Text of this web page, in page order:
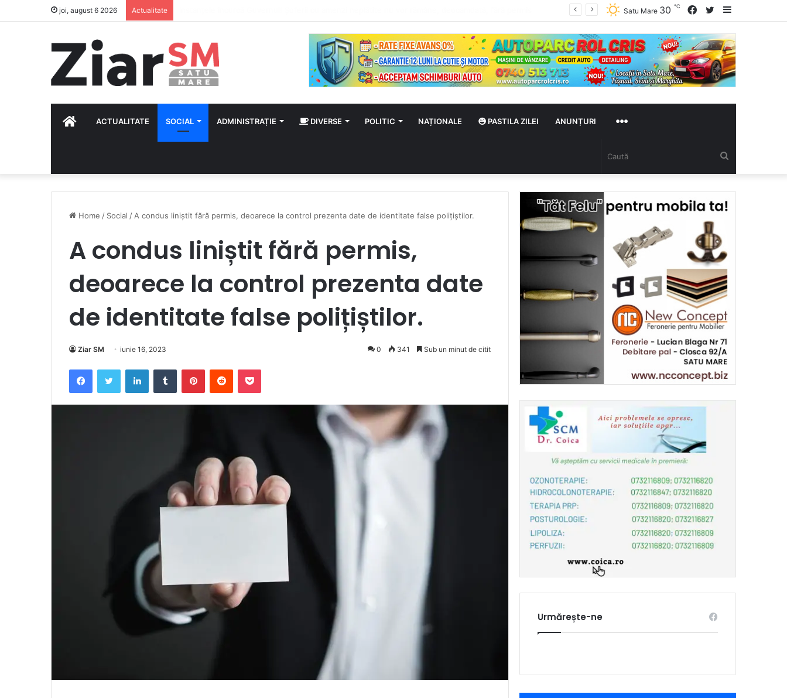
joi, august 6 2026 Actualitate Sidebar
Twitter
Facebook
Satu Mare 30 ℃
HOMEACTUALITATE SOCIAL ADMINISTRAȚIE DIVERSE POLITIC NAȚIONALE PASTILA ZILEI ANUNȚURI
MULTE
Home / Social / A condus liniștit fără permis, deoarece la control prezenta date de identitate false polițiștilor.
A condus liniștit fără permis,
deoarece la control prezenta date
de identitate false polițiștilor.
Ziar SM iunie 16, 2023 0 341 Sub un minut de citit
FacebookTwitter LinkedInTumblr PinterestReddit Pocket
Urmărește-ne